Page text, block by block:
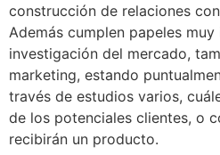
construcción de relaciones
Además cumplen papeles
investigación del mercado,
marketing, estando
través de estudios varios,
de los potenciales clientes, o
recibirán un producto.